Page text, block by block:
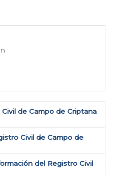
de Campo de Criptana​
Civil de Campo de
del Registro Civil